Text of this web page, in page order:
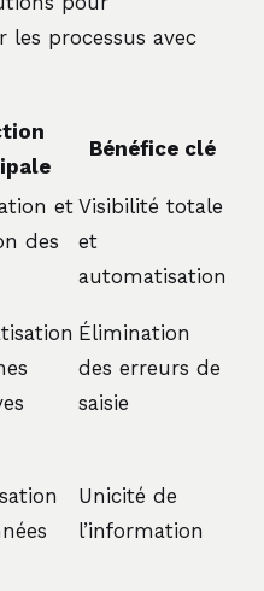
processus avec
Bénéfice clé
et
des
Visibilité totale
et
automatisation
Élimination
des erreurs de
saisie
Unicité de
l’information